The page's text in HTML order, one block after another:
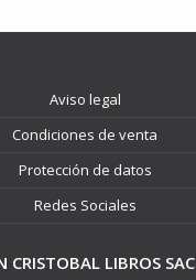
Aviso legal
Condiciones de venta
Protección de datos
Redes Sociales
CRISTOBAL LIBROS SAC